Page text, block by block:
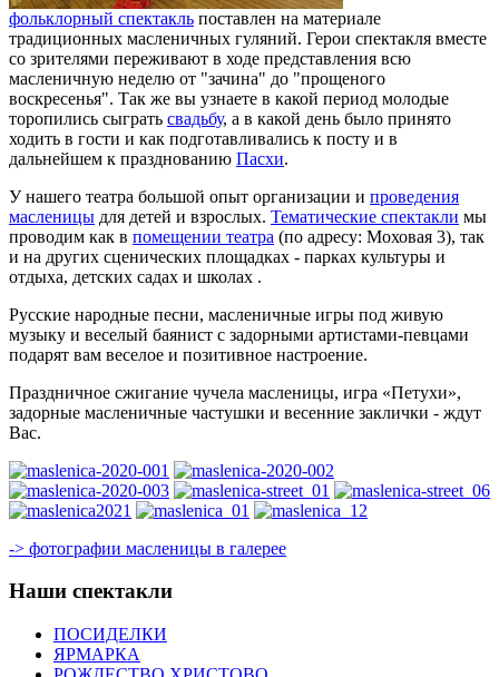
фольклорный спектакль поставлен на материале
традиционных масленичных гуляний. Герои спектакля вместе
со зрителями переживают в ходе представления всю
масленичную неделю от "зачина" до "прощеного
воскресенья". Так же вы узнаете в какой период молодые
торопились сыграть свадьбу, а в какой день было принято
ходить в гости и как подготавливались к посту и в
дальнейшем к празднованию Пасхи.
У нашего театра большой опыт организации и проведения
масленицы для детей и взрослых. Тематические спектакли мы
проводим как в помещении театра (по адресу: Моховая 3), так
и на других сценических площадках - парках культуры и
отдыха, детских садах и школах .
Русские народные песни, масленичные игры под живую
музыку и веселый баянист с задорными артистами-певцами
подарят вам веселое и позитивное настроение.
Праздничное сжигание чучела масленицы, игра «Петухи»,
задорные масленичные частушки и весенние заклички - ждут
Вас.
-> фотографии масленицы в галерее
Наши спектакли
ПОСИДЕЛКИ
ЯРМАРКА